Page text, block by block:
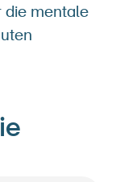
die mentale